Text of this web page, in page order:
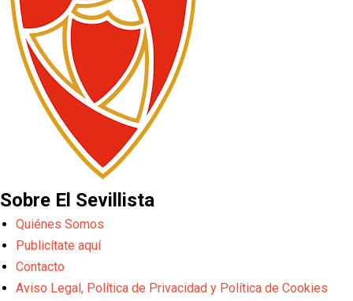
Sobre El Sevillista
Quiénes Somos
Publicítate aquí
Contacto
Aviso Legal, Política de Privacidad y Política de Cookies